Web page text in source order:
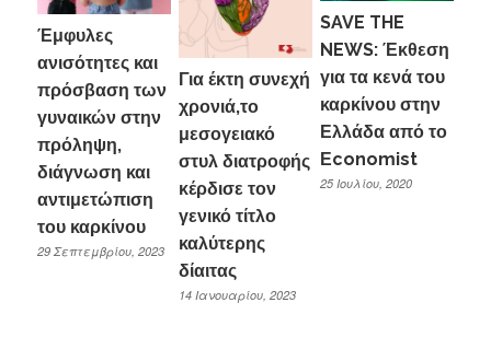
Έμφυλες
ανισότητες και
πρόσβαση των
γυναικών στην
πρόληψη,
διάγνωση και
αντιμετώπιση
του καρκίνου
29 Σεπτεμβρίου, 2023
Για έκτη συνεχή
χρονιά,το
μεσογειακό
στυλ διατροφής
κέρδισε τον
γενικό τίτλο
καλύτερης
δίαιτας
14 Ιανουαρίου, 2023
SAVE THE
NEWS: Έκθεση
για τα κενά του
καρκίνου στην
Ελλάδα από το
Εconomist
25 Ιουλίου, 2020